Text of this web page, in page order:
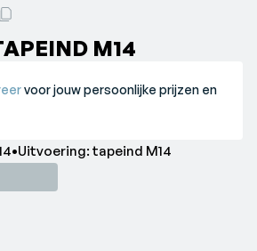
M14
voor jouw persoonlijke prijzen en
Tapeind M14•Uitvoering: tapeind M14